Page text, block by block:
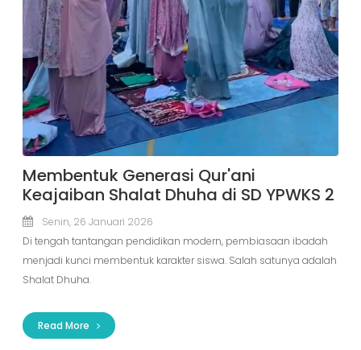
Membentuk Generasi Qur'ani
Keajaiban Shalat Dhuha di SD YPWKS 2
Senin, 26 Januari 2026
Di tengah tantangan pendidikan modern, pembiasaan ibadah
menjadi kunci membentuk karakter siswa. Salah satunya adalah
Shalat Dhuha.
Read More